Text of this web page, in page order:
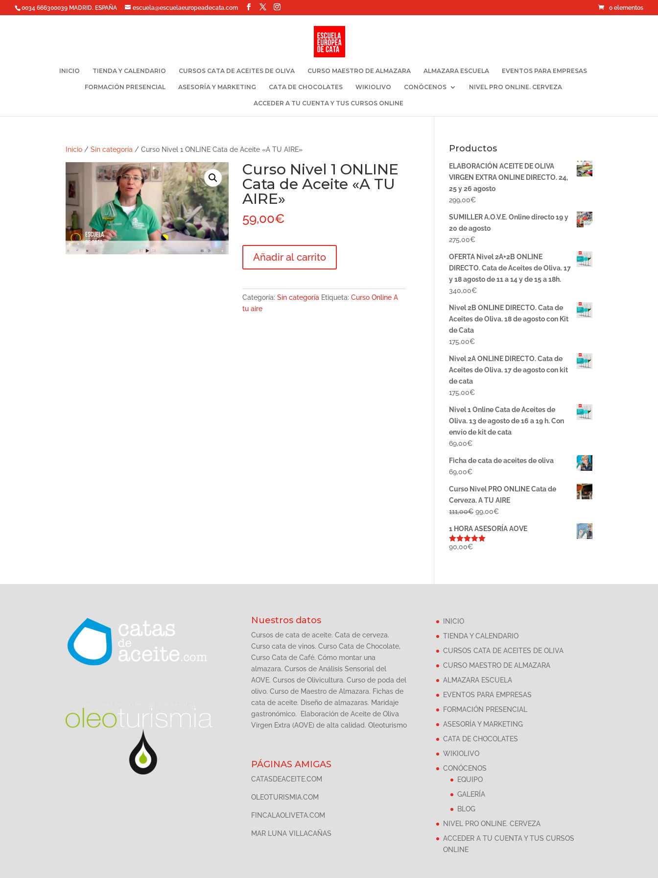
0034 666300039 MADRID. ESPAÑA escuela@escuelaeuropeadecata.com 0 elementos
INICIO TIENDA Y CALENDARIO CURSOS CATA DE ACEITES DE OLIVA CURSO MAESTRO DE ALMAZARA ALMAZARA ESCUELA EVENTOS PARA EMPRESAS
FORMACIÓN PRESENCIAL ASESORÍA Y MARKETING CATA DE CHOCOLATES WIKIOLIVO CONÓCENOS NIVEL PRO ONLINE. CERVEZA
ACCEDER A TU CUENTA Y TUS CURSOS ONLINE
Inicio /Sin categoría / Curso Nivel 1 ONLINE Cata de Aceite «A TU AIRE»
Curso Nivel 1 ONLINE
Cata de Aceite «A TU
AIRE»
59,00€
Nivel
Cata
de
Añadir al carrito
Categoría:Sin categoría Etiqueta:Curso Online A
tu aire
Productos
ELABORACIÓN ACEITE DE OLIVA
VIRGEN EXTRA ONLINE DIRECTO. 24,
25 y 26 agosto
299,00€
SUMILLER A.O.V.E. Online directo 19 y
20 de agosto
275,00€
OFERTA Nivel 2A+2B ONLINE
DIRECTO. Cata de Aceites de Oliva. 17
y 18 agosto de 11 a 14 y de 15 a 18h.
340,00€
Nivel 2B ONLINE DIRECTO. Cata de
Aceites de Oliva. 18 de agosto con Kit
de Cata
175,00€
Nivel 2A ONLINE DIRECTO. Cata de
Aceites de Oliva. 17 de agosto con kit
de cata
175,00€
Nivel 1 Online Cata de Aceites de
Oliva. 13 de agosto de 16 a 19 h. Con
envío de kit de cata
69,00€
Ficha de cata de aceites de oliva
69,00€
Curso Nivel PRO ONLINE Cata de
Cerveza. A TU AIRE
111,00€ El
original
99,00€El
actual
1 HORA ASESORÍA AOVE
Valorado
90,00€
Nuestros datos
Cursos de cata de aceite. Cata de cerveza.
Curso cata de vinos. Curso Cata de Chocolate,
Curso Cata de Café. Cómo montar una
almazara. Cursos de Análisis Sensorial del
AOVE. Cursos de Olivicultura. Curso de poda del
olivo. Curso de Maestro de Almazara. Fichas de
cata de aceite. Diseño de almazaras. Maridaje
gastronómico. Elaboración de Aceite de Oliva
Virgen Extra (AOVE) de alta calidad. Oleoturismo
PÁGINAS AMIGAS
CATASDEACEITE.COM
OLEOTURISMIA.COM
FINCALAOLIVETA.COM
MAR LUNA VILLACAÑAS
INICIO
TIENDA Y CALENDARIO
CURSOS CATA DE ACEITES DE OLIVA
CURSO MAESTRO DE ALMAZARA
ALMAZARA ESCUELA
EVENTOS PARA EMPRESAS
FORMACIÓN PRESENCIAL
ASESORÍA Y MARKETING
CATA DE CHOCOLATES
WIKIOLIVO
CONÓCENOS
EQUIPO
GALERÍA
BLOG
NIVEL PRO ONLINE. CERVEZA
ACCEDER A TU CUENTA Y TUS CURSOS
ONLINE